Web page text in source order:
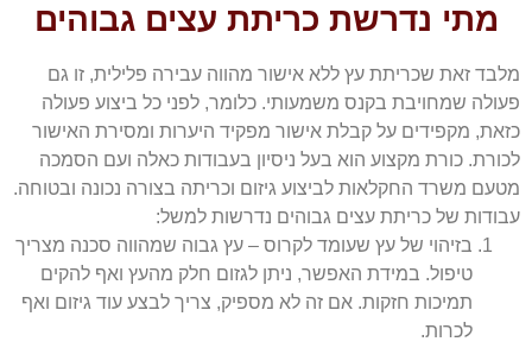
מתי נדרשת כריתת עצים גבוהים
מלבד זאת שכריתת עץ ללא אישור מהווה עבירה פלילית, זו גם
פעולה שמחויבת בקנס משמעותי. כלומר, לפני כל ביצוע פעולה
כזאת, מקפידים על קבלת אישור מפקיד היערות ומסירת האישור
לכורת. כורת מקצוע הוא בעל ניסיון בעבודות כאלה ועם הסמכה
מטעם משרד החקלאות לביצוע גיזום וכריתה בצורה נכונה ובטוחה.
עבודות של כריתת עצים גבוהים נדרשות למשל:
בזיהוי של עץ שעומד לקרוס – עץ גבוה שמהווה סכנה מצריך
טיפול. במידת האפשר, ניתן לגזום חלק מהעץ ואף להקים
תמיכות חזקות. אם זה לא מספיק, צריך לבצע עוד גיזום ואף
לכרות.